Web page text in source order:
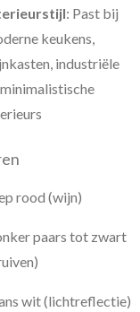
: Past bij
keukens,
industriële
rood (wijn)
paars tot zwart
wit (lichtreflectie)